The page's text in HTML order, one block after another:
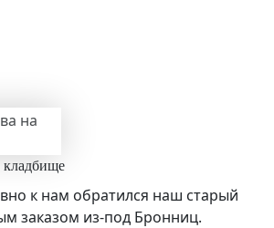
кладбище
к нам обратился наш старый
заказом из-под Бронниц.